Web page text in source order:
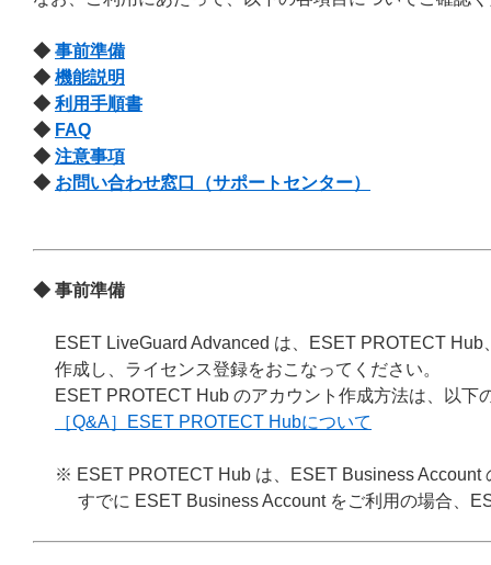
◆ 事前準備
◆ 機能説明
◆ 利用手順書
◆ FAQ
◆ 注意事項
◆ お問い合わせ窓口（サポートセンター）
◆ 事前準備
ESET LiveGuard Advanced は、ESET PROTECT
作成し、ライセンス登録をおこなってください。
ESET PROTECT Hub のアカウント作成方法は、以下
［Q&A］ESET PROTECT Hubについて
※ ESET PROTECT Hub は、ESET Business Account
すでに ESET Business Account をご利用の場合、